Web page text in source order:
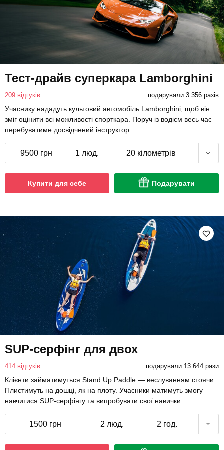
Тест-драйв суперкара Lamborghini
209 відгуків подарували 3 356 разів
Учаснику нададуть культовий автомобіль Lamborghini, щоб він
зміг оцінити всі можливості спорткара. Поруч із водієм весь час
перебуватиме досвідчений інструктор.
9500 грн 1 люд. 20 кілометрів
Купити для себе Подарувати
SUP-серфінг для двох
414 відгуків подарували 13 644 рази
Клієнти займатимуться Stand Up Paddle — веслуванням стоячи.
Плистимуть на дошці, як на плоту. Учасники матимуть змогу
навчитися SUP-серфінгу та випробувати свої навички.
1500 грн 2 люд. 2 год.